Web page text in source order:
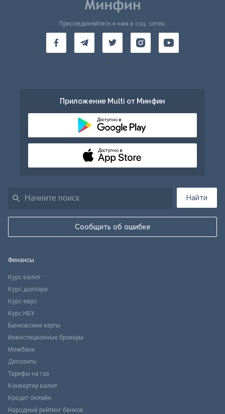
Найти
Сообщить об ошибке
Присоединяйтесь к нам в соц. сетях:
Приложение Multi от Минфин
Доступно в
Доступно в
Финансы
Курс валют
Курс доллара
Курс евро
Курс НБУ
Банковские карты
Инвестиционные брокеры
Межбанк
Депозиты
Тарифы на газ
Конвертер валют
Кредит онлайн
Народный рейтинг банков